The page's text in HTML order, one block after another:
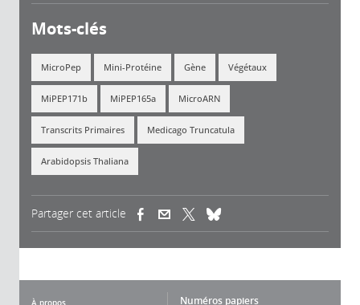
Mots-clés
MicroPep Mini-Protéine Gène Végétaux
MiPEP171b MiPEP165a MicroARN
Transcrits Primaires Medicago Truncatula
Arabidopsis Thaliana
Partager cet article (link is external)(link is external)
À propos
Numéros papiers